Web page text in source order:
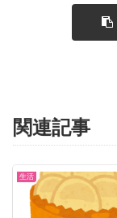
関連記事
生活